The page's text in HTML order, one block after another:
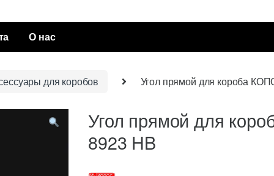
О нас
для коробов Угол прямой для короба
Угол прямой для
8923 HB